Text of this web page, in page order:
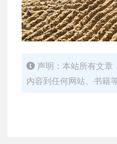
声明：本站所有文章
内容到任何网站、书籍